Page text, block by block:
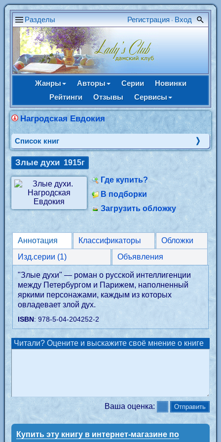
Разделы Регистрация • Вход
Жанры Авторы Серии
Новинки
Рейтинги
Отзывы Сервисы
Нагродская Евдокия
Cписок книг
Злые духи 1915г
Где купить?
В подборки
Загрузить обложку
Аннотация Классификаторы
Обложки
Изд.серии (1)
Объявления
"Злые духи" — роман о русской интеллигенции
между Петербургом и Парижем, наполненный
яркими персонажами, каждым из которых
овладевает злой дух.
ISBN: 978-5-04-204252-2
Читали? Оцените и выскажите своё мнение о книге
Ваша оценка:
Купить эту книгу в интернет-магазине по